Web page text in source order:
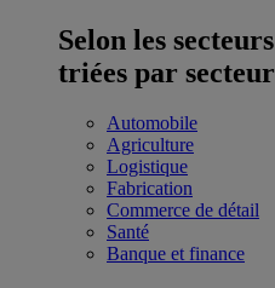
Selon les secteurs
triées par secteur
Automobile
Agriculture
Logistique
Fabrication
Commerce de détail
Santé
Banque et finance